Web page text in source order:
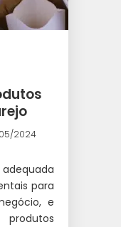
2024
para
e